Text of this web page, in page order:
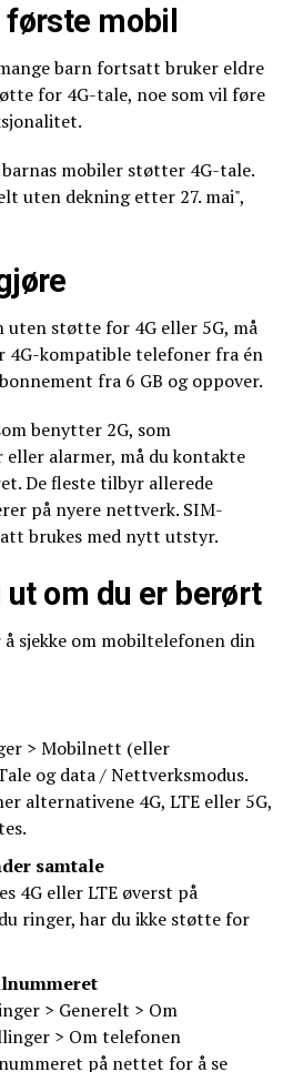
mobil
barn fortsatt bruker eldre
for 4G-tale, noe som vil føre
mobiler støtter 4G-tale.
uten dekning etter 27. mai",
støtte for 4G eller 5G, må
4G-kompatible telefoner fra én
fra 6 GB og oppover.
benytter 2G, som
alarmer, må du kontakte
De fleste tilbyr allerede
på nyere nettverk. SIM-
brukes med nytt utstyr.
om du er berørt
sjekke om mobiltelefonen din
> Mobilnett (eller
og data / Nettverksmodus.
alternativene 4G, LTE eller 5G,
samtale
4G eller LTE øverst på
ringer, har du ikke støtte for
> Generelt > Om
> Om telefonen
på nettet for å se